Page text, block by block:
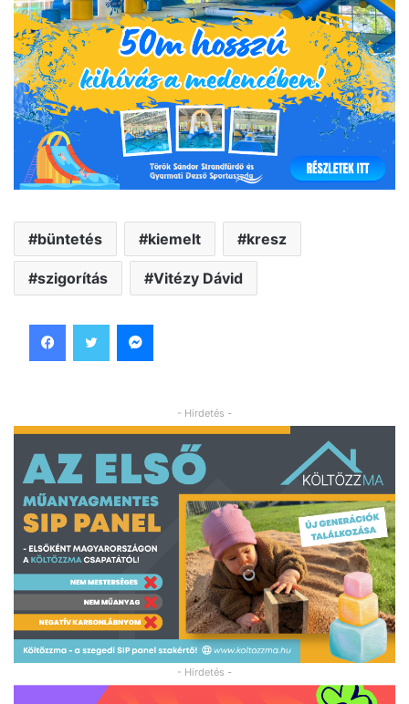
büntetés kiemelt kresz
szigorítás Vitézy Dávid
- Hirdetés -
- Hirdetés -